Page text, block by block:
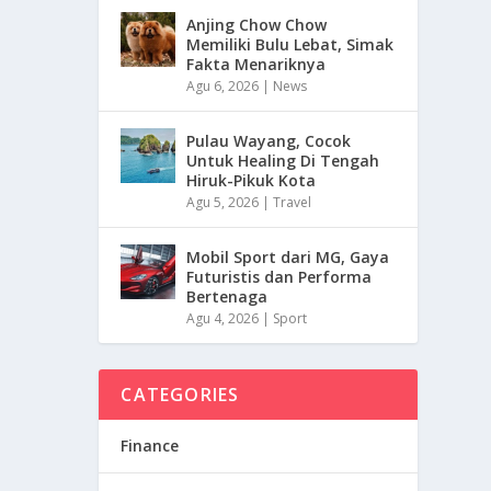
Anjing Chow Chow
Memiliki Bulu Lebat, Simak
Fakta Menariknya
Agu 6, 2026 | News
Pulau Wayang, Cocok
Untuk Healing Di Tengah
Hiruk-Pikuk Kota
Agu 5, 2026 |Travel
Mobil Sport dari MG, Gaya
Futuristis dan Performa
Bertenaga
Agu 4, 2026 | Sport
CATEGORIES
Finance